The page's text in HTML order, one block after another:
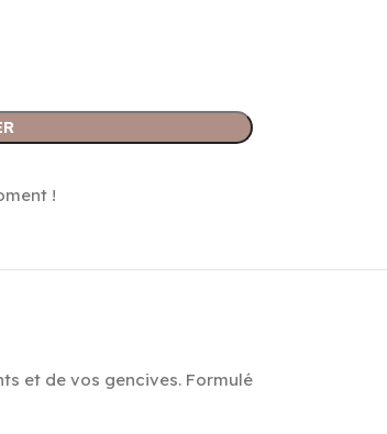
!
et de vos gencives. Formulé